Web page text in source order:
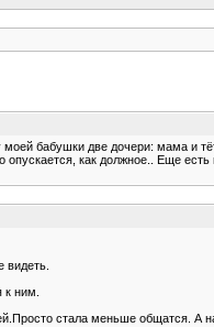
бабушки две дочери: мама и
как должное.. Еще
видеть.
ним.
стала меньше общатся. А